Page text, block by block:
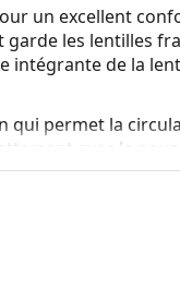
un excellent
les lentilles
intégrante de la
permet la
avec la
au point rapide